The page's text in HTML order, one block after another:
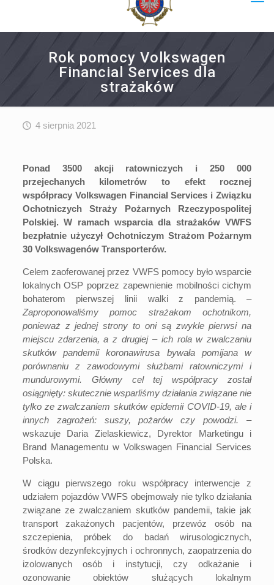
Rok pomocy Volkswagen
Financial Services dla
strażaków
4 sierpnia 2021
Ponad 3500 akcji ratowniczych i 250 000
przejechanych kilometrów to efekt rocznej
współpracy Volkswagen Financial Services i Związku
Ochotniczych Straży Pożarnych Rzeczypospolitej
Polskiej. W ramach wsparcia dla strażaków VWFS
bezpłatnie użyczył Ochotniczym Strażom Pożarnym
30 Volkswagenów Transporterów.
Celem zaoferowanej przez VWFS pomocy było wsparcie
lokalnych OSP poprzez zapewnienie mobilności cichym
bohaterom pierwszej linii walki z pandemią.–
Zaproponowaliśmy pomoc strażakom ochotnikom,
ponieważ z jednej strony to oni są zwykle pierwsi na
miejscu zdarzenia, a z drugiej – ich rola w zwalczaniu
skutków pandemii koronawirusa bywała pomijana w
porównaniu z zawodowymi służbami ratowniczymi
i
mundurowymi. Główny cel tej współpracy został
osiągnięty: skutecznie wsparliśmy działania związane nie
tylko ze zwalczaniem skutków epidemii COVID-19, ale i
innych zagrożeń: suszy, pożarów czy powodzi. –
wskazuje Daria Zielaskiewicz, Dyrektor Marketingu i
Brand Managementu w Volkswagen Financial Services
Polska.
W ciągu pierwszego roku współpracy interwencje z
udziałem pojazdów VWFS obejmowały nie tylko działania
związane ze zwalczaniem skutków pandemii, takie jak
transport zakażonych pacjentów, przewóz osób na
szczepienia, próbek do badań wirusologicznych,
środków dezynfekcyjnych i ochronnych, zaopatrzenia do
izolowanych osób i instytucji, czy odkażanie i
ozonowanie obiektów służących lokalnym